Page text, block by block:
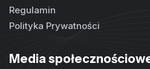
Regulamin
Polityka Prywatności
Media